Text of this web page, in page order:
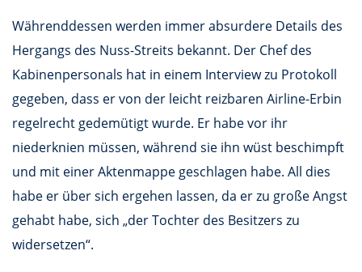
Währenddessen werden immer absurdere Details des
Hergangs des Nuss-Streits bekannt. Der Chef des
Kabinenpersonals hat in einem Interview zu Protokoll
gegeben, dass er von der leicht reizbaren Airline-Erbin
regelrecht gedemütigt wurde. Er habe vor ihr
niederknien müssen, während sie ihn wüst beschimpft
und mit einer Aktenmappe geschlagen habe. All dies
habe er über sich ergehen lassen, da er zu große Angst
gehabt habe, sich „der Tochter des Besitzers zu
widersetzen“.